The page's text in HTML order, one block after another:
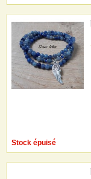
Stock épuisé